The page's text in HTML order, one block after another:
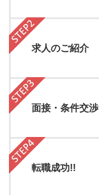
求人のご紹介
面接・条件交渉
転職成功!!